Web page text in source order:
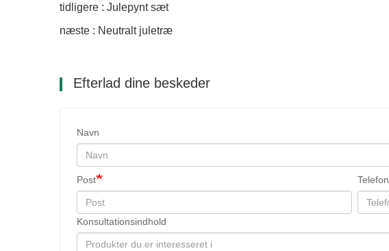
tidligere : Julepynt sæt
næste : Neutralt juletræ
Efterlad dine beskeder
Navn
Post Telefon
Konsultationsindhold